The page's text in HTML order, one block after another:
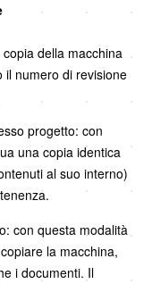
della macchina
il numero di revisione
progetto: con
una copia identica
al suo interno)
con questa modalità
la macchina,
i documenti. Il